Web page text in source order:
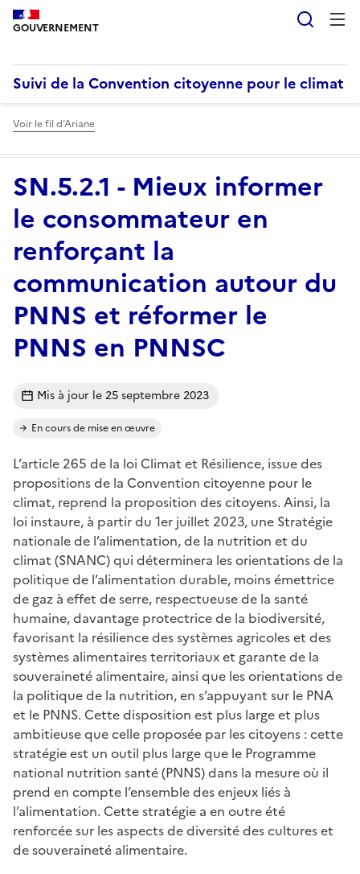
GOUVERNEMENT
Suivi de la Convention citoyenne pour le climat
Voir le fil d’Ariane
SN.5.2.1 - Mieux informer
le consommateur en
renforçant la
communication autour du
PNNS et réformer le
PNNS en PNNSC
Mis à jour le 25 septembre 2023
En cours de mise en œuvre
L’article 265 de la loi Climat et Résilience, issue des
propositions de la Convention citoyenne pour le
climat, reprend la proposition des citoyens. Ainsi, la
loi instaure, à partir du 1er juillet 2023, une Stratégie
nationale de l’alimentation, de la nutrition et du
climat (SNANC) qui déterminera les orientations de la
politique de l’alimentation durable, moins émettrice
de gaz à effet de serre, respectueuse de la santé
humaine, davantage protectrice de la biodiversité,
favorisant la résilience des systèmes agricoles et des
systèmes alimentaires territoriaux et garante de la
souveraineté alimentaire, ainsi que les orientations de
la politique de la nutrition, en s’appuyant sur le PNA
et le PNNS. Cette disposition est plus large et plus
ambitieuse que celle proposée par les citoyens : cette
stratégie est un outil plus large que le Programme
national nutrition santé (PNNS) dans la mesure où il
prend en compte l’ensemble des enjeux liés à
l’alimentation. Cette stratégie a en outre été
renforcée sur les aspects de diversité des cultures et
de souveraineté alimentaire.